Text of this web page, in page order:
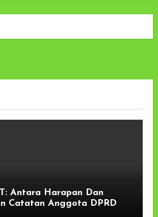
Antara Harapan Dan
Catatan Anggota DPRD